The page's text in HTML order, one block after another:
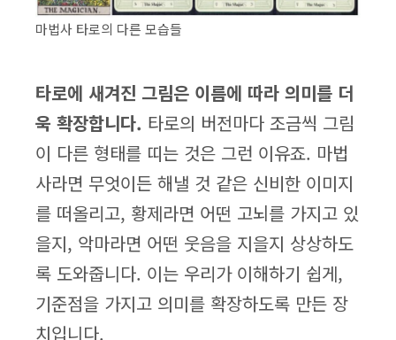
마법사 타로의 다른 모습들
타로에 새겨진 그림은 이름에 따라 의미를 더
욱 확장합니다. 타로의 버전마다 조금씩 그림
이 다른 형태를 띠는 것은 그런 이유죠. 마법
사라면 무엇이든 해낼 것 같은 신비한 이미지
를 떠올리고, 황제라면 어떤 고뇌를 가지고 있
을지, 악마라면 어떤 웃음을 지을지 상상하도
록 도와줍니다. 이는 우리가 이해하기 쉽게,
기준점을 가지고 의미를 확장하도록 만든 장
치입니다.